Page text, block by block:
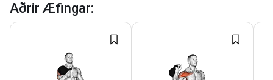
Aðrir Æfingar: